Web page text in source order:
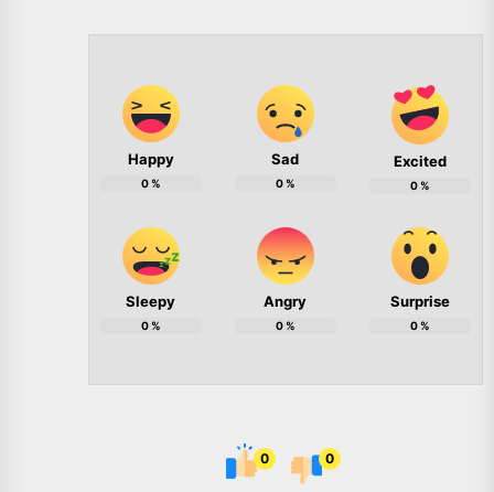
Happy
0%
Sad
0%
Excited
0%
Sleepy
0%
Angry
0%
Surprise
0%
0 0